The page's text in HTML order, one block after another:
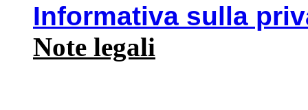
Informativa sulla
Note legali